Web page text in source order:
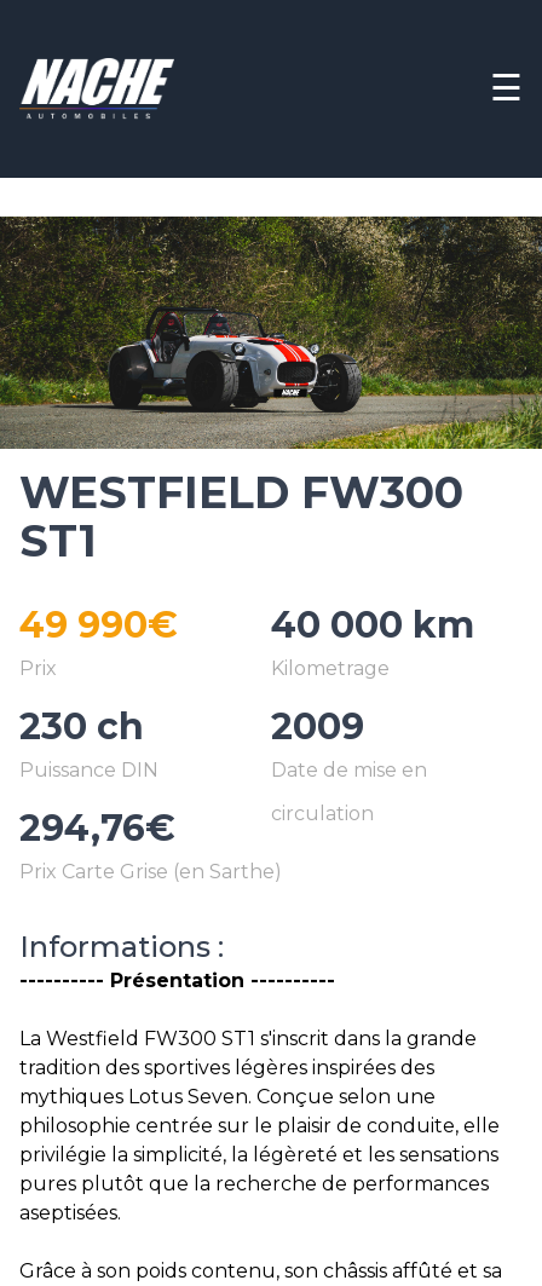
☰
WESTFIELD FW300
ST1
49 990€ 40 000 km
230 ch 2009
294,76€
Informations :
---------- Présentation ----------
La Westfield FW300 ST1 s'inscrit dans la grande
tradition des sportives légères inspirées des
mythiques Lotus Seven. Conçue selon une
philosophie centrée sur le plaisir de conduite, elle
privilégie la simplicité, la légèreté et les sensations
pures plutôt que la recherche de performances
aseptisées.
Grâce à son poids contenu, son châssis affûté et sa